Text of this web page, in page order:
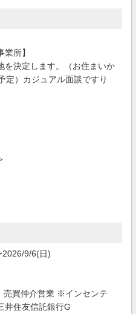
所】
を決定します。（お住まいか
定）カジュアル面談ですり
2026/9/6(日)
売買仲介営業 ※インセンテ
井住友信託銀行G